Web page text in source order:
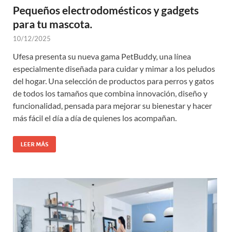
Pequeños electrodomésticos y gadgets
para tu mascota.
10/12/2025
Ufesa presenta su nueva gama PetBuddy, una línea
especialmente diseñada para cuidar y mimar a los peludos
del hogar. Una selección de productos para perros y gatos
de todos los tamaños que combina innovación, diseño y
funcionalidad, pensada para mejorar su bienestar y hacer
más fácil el día a día de quienes los acompañan.
LEER MÁS